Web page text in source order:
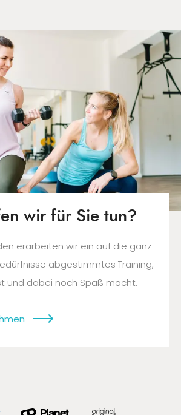
wir für Sie tun?
erarbeiten wir ein auf die ganz
abgestimmtes Training,
und dabei noch Spaß macht.